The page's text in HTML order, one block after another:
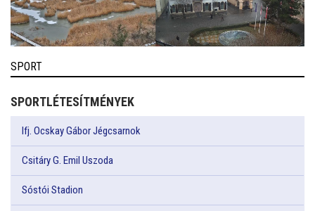
SPORT
SPORTLÉTESÍTMÉNYEK
Ifj. Ocskay Gábor Jégcsarnok
Csitáry G. Emil Uszoda
Sóstói Stadion